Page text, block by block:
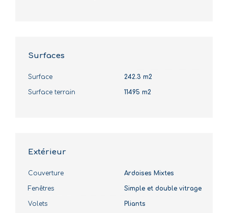
Surfaces
Surface 242.3 m2
Surface terrain 11495 m2
Extérieur
Couverture Ardoises Mixtes
Fenêtres Simple et double vitrage
Volets Pliants